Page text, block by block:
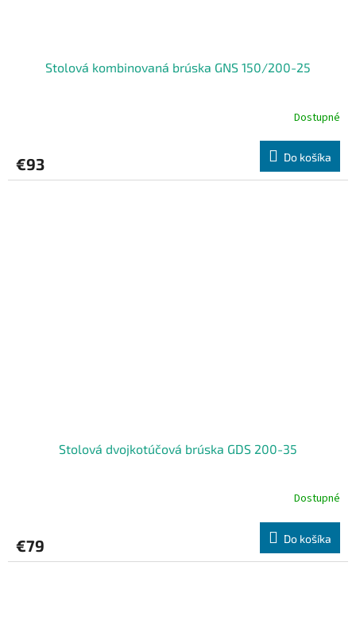
Stolová kombinovaná brúska GNS 150/200-25
Dostupné
€93 Do košíka
Stolová dvojkotúčová brúska GDS 200-35
Dostupné
€79 Do košíka